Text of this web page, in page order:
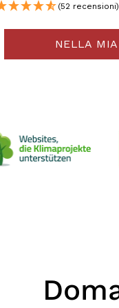
(52 recensioni)
NELLA MIA